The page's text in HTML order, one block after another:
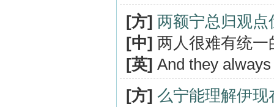
[方] 两额宁总归观点
[中] 两人很难有统一
[英] And they
[方] 么宁能理解伊现